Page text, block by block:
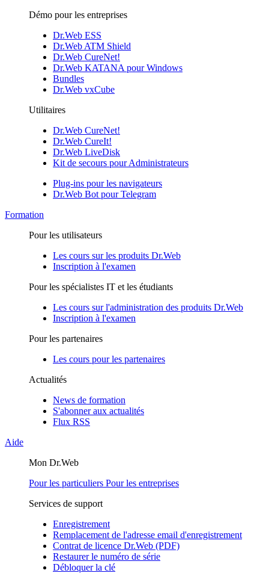
Démo pour les entreprises
Dr.Web ESS
Dr.Web ATM Shield
Dr.Web CureNet!
Dr.Web KATANA pour Windows
Bundles
Dr.Web vxCube
Utilitaires
Dr.Web CureNet!
Dr.Web CureIt!
Dr.Web LiveDisk
Kit de secours pour Administrateurs
Plug-ins pour les navigateurs
Dr.Web Bot pour Telegram
Formation
Pour les utilisateurs
Les cours sur les produits Dr.Web
Inscription à l'examen
Pour les spécialistes IT et les étudiants
Les cours sur l'administration des produits Dr.Web
Inscription à l'examen
Pour les partenaires
Les cours pour les partenaires
Actualités
News de formation
S'abonner aux actualités
Flux RSS
Aide
Mon Dr.Web
Pour les particuliers Pour les entreprises
Services de support
Enregistrement
Remplacement de l'adresse email d'enregistrement
Contrat de licence Dr.Web (PDF)
Restaurer le numéro de série
Débloquer la clé